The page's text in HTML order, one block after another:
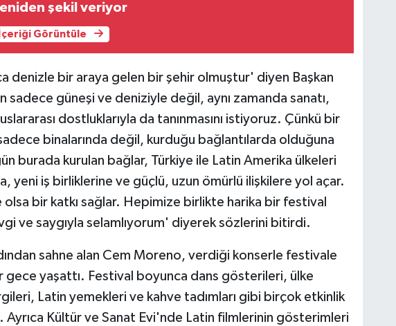
şekil veriyor
İçeriği Görüntüle
denizle bir araya gelen bir şehir olmuştur' diyen Başkan
sadece güneşi ve deniziyle değil, aynı zamanda sanatı,
dostluklarıyla da tanınmasını istiyoruz. Çünkü bir
binalarında değil, kurduğu bağlantılarda olduğuna
burada kurulan bağlar, Türkiye ile Latin Amerika ülkeleri
yeni iş birliklerine ve güçlü, uzun ömürlü ilişkilere yol açar.
olsa bir katkı sağlar. Hepimize birlikte harika bir festival
ve saygıyla selamlıyorum' diyerek sözlerini bitirdi.
sahne alan Cem Moreno, verdiği konserle festivale
gece yaşattı. Festival boyunca dans gösterileri, ülke
Latin yemekleri ve kahve tadımları gibi birçok etkinlik
Kültür ve Sanat Evi'nde Latin filmlerinin gösterimleri